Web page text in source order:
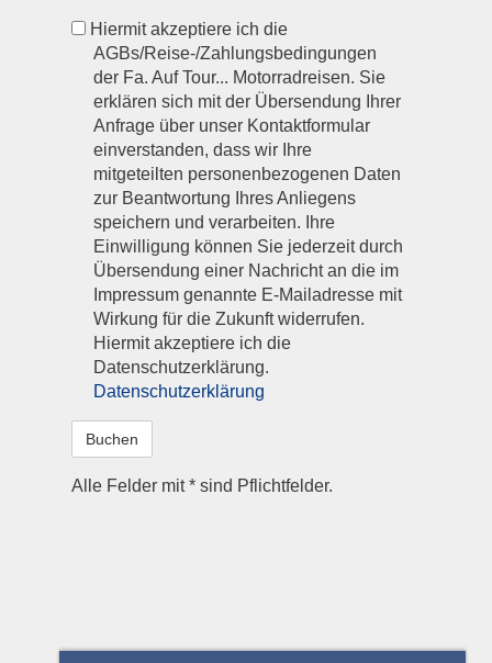
agbHiermit akzeptiere ich die
AGBs/Reise-/Zahlungsbedingungen
der Fa. Auf Tour... Motorradreisen. Sie
erklären sich mit der Übersendung Ihrer
Anfrage über unser Kontaktformular
einverstanden, dass wir Ihre
mitgeteilten personenbezogenen Daten
zur Beantwortung Ihres Anliegens
speichern und verarbeiten. Ihre
Einwilligung können Sie jederzeit durch
Übersendung einer Nachricht an die im
Impressum genannte E-Mailadresse mit
Wirkung für die Zukunft widerrufen.
Hiermit akzeptiere ich die
Datenschutzerklärung.
Datenschutzerklärung
Alle Felder mit * sind Pflichtfelder.
n